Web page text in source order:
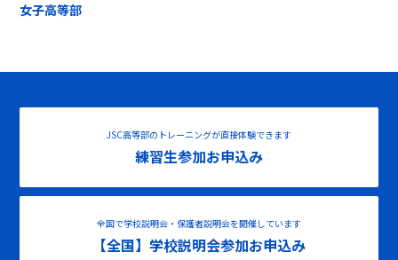
女子高等部
JSC高等部のトレーニングが直接体験できます
練習生参加お申込み
全国で学校説明会・保護者説明会を開催しています
【全国】学校説明会参加お申込み